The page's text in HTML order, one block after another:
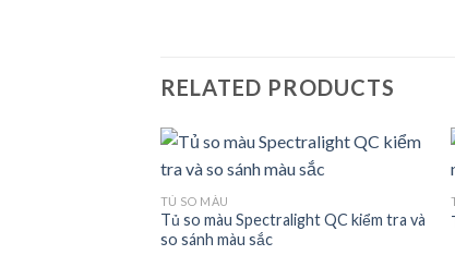
RELATED PRODUCTS
Add to
TỦ SO MÀU
Tủ so màu Spectralight QC kiểm tra và
so sánh màu sắc